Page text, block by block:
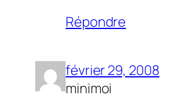
Répondre
février 29, 2008
minimoi